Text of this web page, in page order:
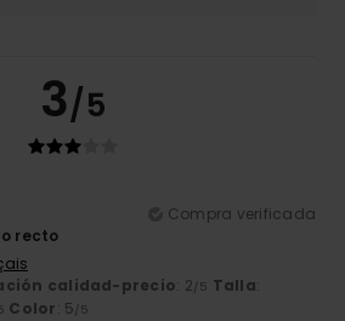
3/5
Compra verificada
recto
calidad-precio: 2/5 Talla:
Color: 5/5